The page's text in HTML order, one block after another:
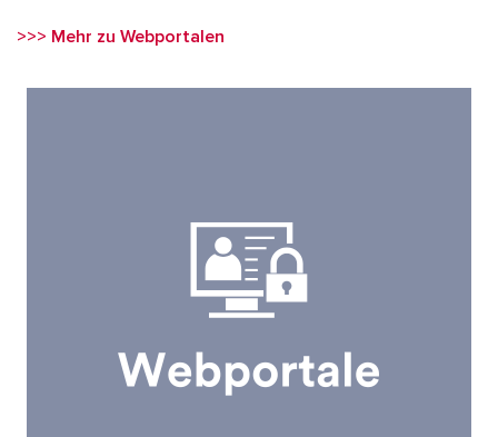
>>> Mehr zu Webportalen